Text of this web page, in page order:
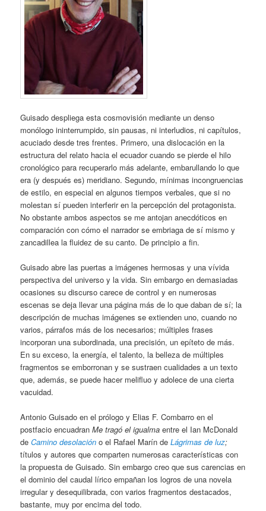
Guisado despliega esta cosmovisión mediante un denso
monólogo ininterrumpido, sin pausas, ni interludios, ni capítulos,
acuciado desde tres frentes. Primero, una dislocación en la
estructura del relato hacia el ecuador cuando se pierde el hilo
cronológico para recuperarlo más adelante, embarullando lo que
era (y después es) meridiano. Segundo, mínimas incongruencias
de estilo, en especial en algunos tiempos verbales, que si no
molestan sí pueden interferir en la percepción del protagonista.
No obstante ambos aspectos se me antojan anecdóticos en
comparación con cómo el narrador se embriaga de sí mismo y
zancadillea la fluidez de su canto. De principio a fin.
Guisado abre las puertas a imágenes hermosas y una vívida
perspectiva del universo y la vida. Sin embargo en demasiadas
ocasiones su discurso carece de control y en numerosas
escenas se deja llevar una página más de lo que daban de sí; la
descripción de muchas imágenes se extienden uno, cuando no
varios, párrafos más de los necesarios; múltiples frases
incorporan una subordinada, una precisión, un epíteto de más.
En su exceso, la energía, el talento, la belleza de múltiples
fragmentos se emborronan y se sustraen cualidades a un texto
que, además, se puede hacer melifluo y adolece de una cierta
vacuidad.
Antonio Guisado en el prólogo y Elias F. Combarro en el
postfacio encuadranMe tragó el igualma entre el Ian McDonald
deCamino desolación o el Rafael Marín deLágrimas de luz;
títulos y autores que comparten numerosas características con
la propuesta de Guisado. Sin embargo creo que sus carencias en
el dominio del caudal lírico empañan los logros de una novela
irregular y desequilibrada, con varios fragmentos destacados,
bastante, muy por encima del todo.